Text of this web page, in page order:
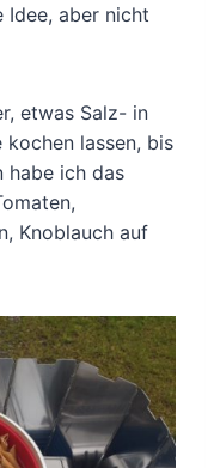
Idee, aber nicht
etwas Salz- in
lassen, bis
habe ich das
Knoblauch auf